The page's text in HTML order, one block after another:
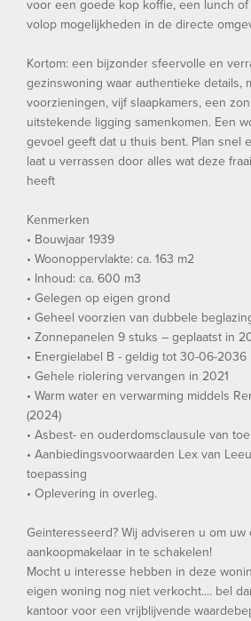
voor een goede kop koffie, een lunch
volop mogelijkheden in de directe
Kortom: een bijzonder sfeervolle en
gezinswoning waar authentieke details,
voorzieningen, vijf slaapkamers, een
uitstekende ligging samenkomen. Een
gevoel geeft dat u thuis bent. Plan snel
laat u verrassen door alles wat deze
heeft
Kenmerken
• Bouwjaar 1939
• Woonoppervlakte: ca. 163 m2
• Inhoud: ca. 600 m3
• Gelegen op eigen grond
• Geheel voorzien van dubbele
• Zonnepanelen 9 stuks – geplaatst in
• Energielabel B - geldig tot 30-06-2036
• Gehele riolering vervangen in 2021
• Warm water en verwarming middels
(2024)
• Asbest- en ouderdomsclausule van
• Aanbiedingsvoorwaarden Lex van
toepassing
• Oplevering in overleg.
Geinteresseerd? Wij adviseren u om uw
aankoopmakelaar in te schakelen!
Mocht u interesse hebben in deze
eigen woning nog niet verkocht.... bel
kantoor voor een vrijblijvende